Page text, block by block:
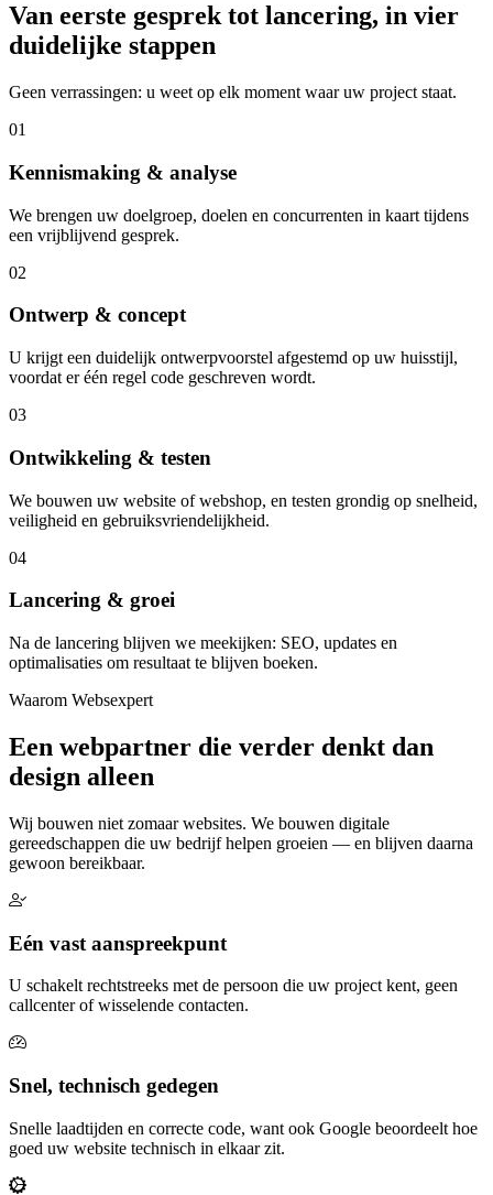
Van eerste gesprek tot lancering, in vier
duidelijke stappen
Geen verrassingen: u weet op elk moment waar uw project staat.
01
Kennismaking & analyse
We brengen uw doelgroep, doelen en concurrenten in kaart tijdens
een vrijblijvend gesprek.
02
Ontwerp & concept
U krijgt een duidelijk ontwerpvoorstel afgestemd op uw huisstijl,
voordat er één regel code geschreven wordt.
03
Ontwikkeling & testen
We bouwen uw website of webshop, en testen grondig op snelheid,
veiligheid en gebruiksvriendelijkheid.
04
Lancering & groei
Na de lancering blijven we meekijken: SEO, updates en
optimalisaties om resultaat te blijven boeken.
Waarom Websexpert
Een webpartner die verder denkt dan
design alleen
Wij bouwen niet zomaar websites. We bouwen digitale
gereedschappen die uw bedrijf helpen groeien — en blijven daarna
gewoon bereikbaar.
Eén vast aanspreekpunt
U schakelt rechtstreeks met de persoon die uw project kent, geen
callcenter of wisselende contacten.
Snel, technisch gedegen
Snelle laadtijden en correcte code, want ook Google beoordeelt hoe
goed uw website technisch in elkaar zit.